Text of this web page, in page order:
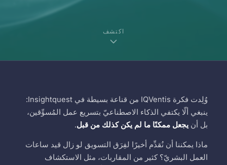
اكتشف
وُلِدت فكرة IQVentis من قناعة بسيطة في Insightquest:
ينبغي ألّا يكتفي الذكاء الاصطناعيّ بتسريع عمل المُسوِّقين،
بل أنيجعل ممكنًا ما لم يكن كذلك من قبل.
ماذا يمكننا أن نُقدِّم أخيرًا لفِرَق التسويق لو زال قيد ساعات
العمل البشريّ؟ كثير من المقاربات، مثل الاستكشاف